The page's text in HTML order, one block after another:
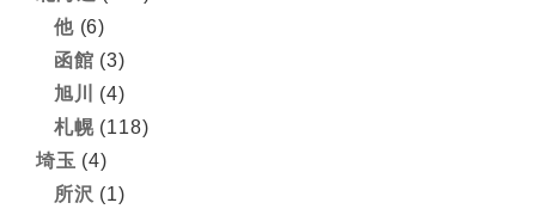
他(6)
函館 (3)
旭川
(4)
札幌(118)
埼玉 (4)
所沢 (1)